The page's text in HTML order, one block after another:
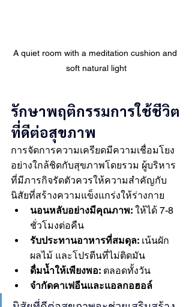
A quiet room with a meditation cushion and
soft natural light
รักษาพฤติกรรมการใช้ชีวิต
ที่ดีต่อสุขภาพ
การจัดการความเครียดมีความเชื่อมโยง
อย่างใกล้ชิดกับสุขภาพโดยรวม ผู้บริหาร
ที่มีภารกิจรัดตัวควรให้ความสำคัญกับ
นิสัยที่สร้างความแข็งแกร่งให้ร่างกาย
นอนหลับอย่างมีคุณภาพ: ให้ได้ 7-8
ชั่วโมงต่อคืน
รับประทานอาหารที่สมดุล: เน้นผัก
ผลไม้ และโปรตีนที่ไม่ติดมัน
ดื่มน้ำให้เพียงพอ: ตลอดทั้งวัน
จำกัดคาเฟอีนและแอลกอฮอล์